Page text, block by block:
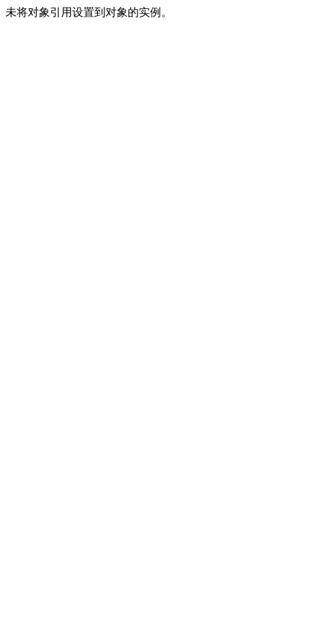
未将对象引用设置到对象的实例。